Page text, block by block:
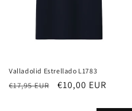
Valladolid Estrellado L1783
Precio
€17,95 EUR
Precio
€10,00 EUR